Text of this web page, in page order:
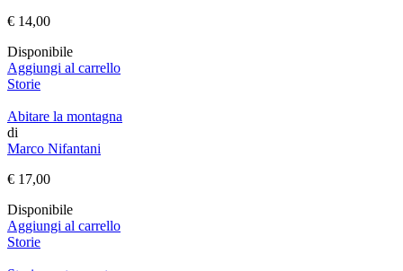
€ 14,00
Disponibile
Aggiungi al carrello
Storie
Abitare la montagna
di
Marco Nifantani
€ 17,00
Disponibile
Aggiungi al carrello
Storie